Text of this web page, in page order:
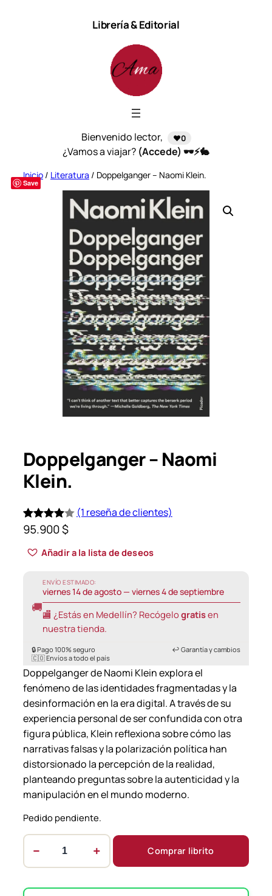
Librería & Editorial
Bienvenido lector, ❤️0
¿Vamos a viajar? (Accede) 🕶️⚡🐇
Save
Inicio / Literatura / Doppelganger – Naomi Klein.
Doppelganger – Naomi
Klein.
Valorado
sobre 5
1
puntuació
cliente
(1 reseña de clientes)
95.900$
Añadir a la lista de deseos
🚚
ENVÍO ESTIMADO:
viernes 14 de agosto — viernes 4 de septiembre
🏬 ¿Estás en Medellín? Recógelo gratisen
nuestra tienda.
🔒 Pago 100% seguro
↩️ Garantía y cambios
🇨🇴 Envíos a todo el país
Doppelganger de Naomi Klein explora el
fenómeno de las identidades fragmentadas y la
desinformación en la era digital. A través de su
experiencia personal de ser confundida con otra
figura pública, Klein reflexiona sobre cómo las
narrativas falsas y la polarización política han
distorsionado la percepción de la realidad,
planteando preguntas sobre la autenticidad y la
manipulación en el mundo moderno.
Pedido pendiente.
p
− + Comprar librito